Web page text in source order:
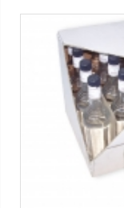
Máquinas SMI :
Caixa